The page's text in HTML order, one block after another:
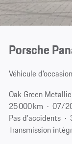
Porsche
Véhicule d'occasion
Oak Green
25 000 km
07/
Pas d'accidents
Transmission